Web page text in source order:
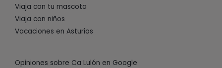
Viaja con tu mascota
Viaja con niños
Vacaciones en Asturias
Opiniones sobre Ca Lulón en Google